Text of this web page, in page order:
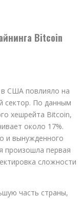
Bitcoin
в США повлияло на
сектор. По данным
хешрейта Bitcoin,
около 17%.
и вынужденного
произошла первая
сложности
часть страны,